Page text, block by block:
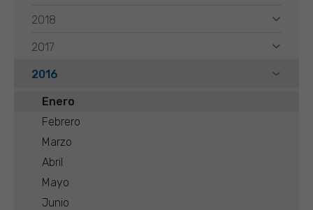
2018
2017
2016
Enero
Febrero
Marzo
Abril
Mayo
Junio